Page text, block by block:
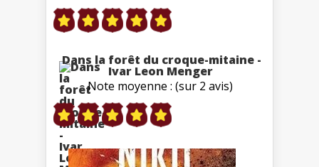
Dans la forêt du croque-mitaine -
Ivar Leon Menger
Note moyenne : (sur 2 avis)